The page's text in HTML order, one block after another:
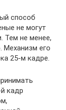
способ
не могут
Тем не менее,
Механизм его
25-м кадре.
кадр